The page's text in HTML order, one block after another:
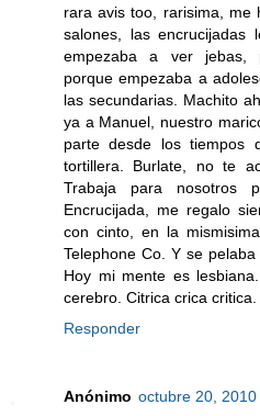
rara avis too, rarisima, me
salones, las encrucijadas
empezaba a ver jebas,
porque empezaba a
las secundarias. Machito
ya a Manuel, nuestro
parte desde los tiempos
tortillera. Burlate, no te
Trabaja para nosotros
Encrucijada, me regalo
con cinto, en la
Telephone Co. Y se
Hoy mi mente es
cerebro. Citrica crica critica.
Responder
Anónimo octubre 20, 2010